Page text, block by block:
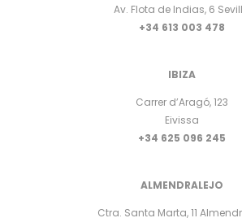
Av. Flota de Indias, 6
+34 613 003 478
IBIZA
Carrer d’Aragó, 123
Eivissa
+34 625 096 245
ALMENDRALEJO
Ctra. Santa Marta, 11